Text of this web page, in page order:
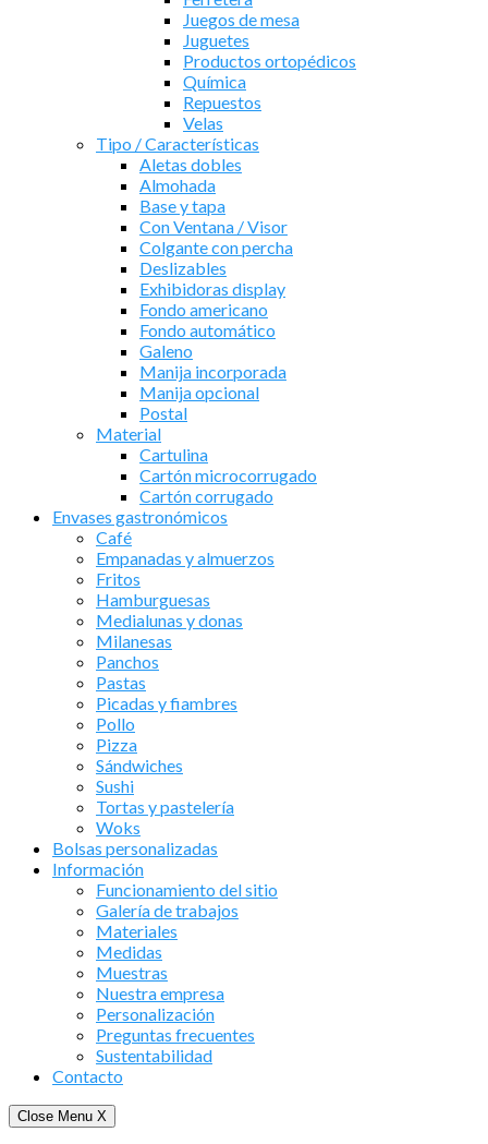
Juegos de mesa
Juguetes
Productos ortopédicos
Química
Repuestos
Velas
Tipo / Características
Aletas dobles
Almohada
Base y tapa
Con Ventana / Visor
Colgante con percha
Deslizables
Exhibidoras display
Fondo americano
Fondo automático
Galeno
Manija incorporada
Manija opcional
Postal
Material
Cartulina
Cartón microcorrugado
Cartón corrugado
Envases gastronómicos
Café
Empanadas y almuerzos
Fritos
Hamburguesas
Medialunas y donas
Milanesas
Panchos
Pastas
Picadas y fiambres
Pollo
Pizza
Sándwiches
Sushi
Tortas y pastelería
Woks
Bolsas personalizadas
Información
Funcionamiento del sitio
Galería de trabajos
Materiales
Medidas
Muestras
Nuestra empresa
Personalización
Preguntas frecuentes
Sustentabilidad
Contacto
Close Menu X